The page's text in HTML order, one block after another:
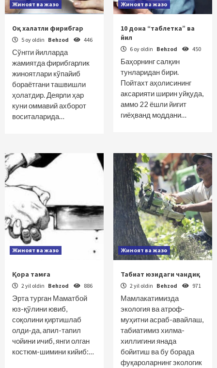
Жиноят ва жазо
Оқ халатли фирибгар
5 oy oldin Behzod 446
Сўнгги йилларда
жамиятда фирибгарлик
жиноятлари кўпайиб
бораётгани ташвишли
ҳолатдир. Деярли ҳар
куни оммавий ахборот
воситаларида…
Жиноят ва жазо
10 дона “таблетка” ва
йил
6 oy oldin Behzod 450
Баҳорнинг салқин
тунларидан бири.
Пойтахт аҳолисининг
аксарияти ширин уйқуда,
аммо 22 ёшли йигит
гиёҳванд моддани…
Жиноят ва жазо
Қора тамға
2 yil oldin Behzod 886
Эрта турган Маматбой
юз-қўлини ювиб,
соқолини қиртишлаб
олди-да, апил-тапил
чойини ичиб, янги олган
костюм-шимини кийиб:…
Жиноят ва жазо
Табиат юзидаги чандиқ
2 yil oldin Behzod 971
Мамлакатимизда
экология ва атроф-
муҳитни асраб-авайлаш,
табиатимиз хилма-
хиллигини янада
бойитиш ва бу борада
фуқароларнинг экологик